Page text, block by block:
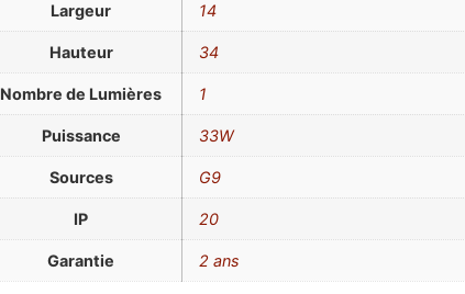
Largeur 14
Hauteur 34
Nombre de Lumières 1
Puissance 33W
Sources G9
IP 20
Garantie 2 ans